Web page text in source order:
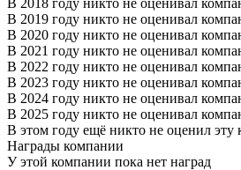
В 2019 году никто не оценивал
В 2020 году никто не оценивал
В 2021 году никто не оценивал
В 2022 году никто не оценивал
В 2023 году никто не оценивал
В 2024 году никто не оценивал
В 2025 году никто не оценивал
В этом году ещё никто не оценил эту
Награды компании
У этой компании пока нет наград